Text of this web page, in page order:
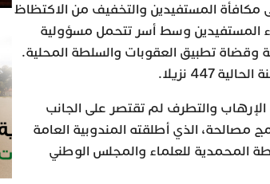
المستفيدين والتخفيف من الاكتظاظ
المستفيدين وسط أسر تتحمل مسؤولية
وقضاة تطبيق العقوبات والسلطة المحلية.
447 نزيلا.
الإرهاب والتطرف لم تقتصر على الجانب
مصالحة، الذي أطلقته المندوبية العامة
المحمدية للعلماء والمجلس الوطني